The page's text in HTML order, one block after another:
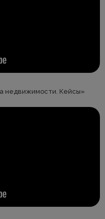
недвижимости. Кейсы»